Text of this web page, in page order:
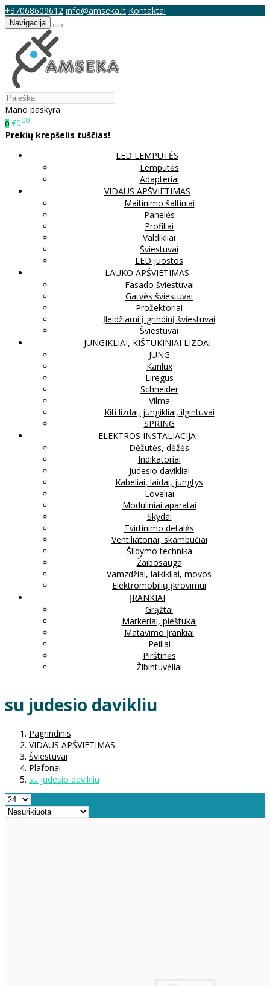
+37068609612 info@amseka.lt Kontaktai
Navigacija
Mano paskyra
0 €000
Prekių krepšelis tuščias!
LED LEMPUTĖS
Lemputės
Adapteriai
VIDAUS APŠVIETIMAS
Maitinimo šaltiniai
Panelės
Profiliai
Valdikliai
Šviestuvai
LED juostos
LAUKO APŠVIETIMAS
Fasado šviestuvai
Gatvės šviestuvai
Prožektoriai
Įleidžiami į grindinį šviestuvai
Šviestuvai
JUNGIKLIAI, KIŠTUKINIAI LIZDAI
JUNG
Kanlux
Liregus
Schneider
Vilma
Kiti lizdai, jungikliai, ilgintuvai
SPRING
ELEKTROS INSTALIACIJA
Dėžutės, dėžės
Indikatoriai
Judesio davikliai
Kabeliai, laidai, jungtys
Loveliai
Moduliniai aparatai
Skydai
Tvirtinimo detalės
Ventiliatoriai, skambučiai
Šildymo technika
Žaibosauga
Vamzdžiai, laikikliai, movos
Elektromobilių įkrovimui
ĮRANKIAI
Grąžtai
Markeriai, pieštukai
Matavimo Įrankiai
Peiliai
Pirštinės
Žibintuvėliai
su judesio davikliu
Pagrindinis
VIDAUS APŠVIETIMAS
Šviestuvai
Plafonai
su judesio davikliu